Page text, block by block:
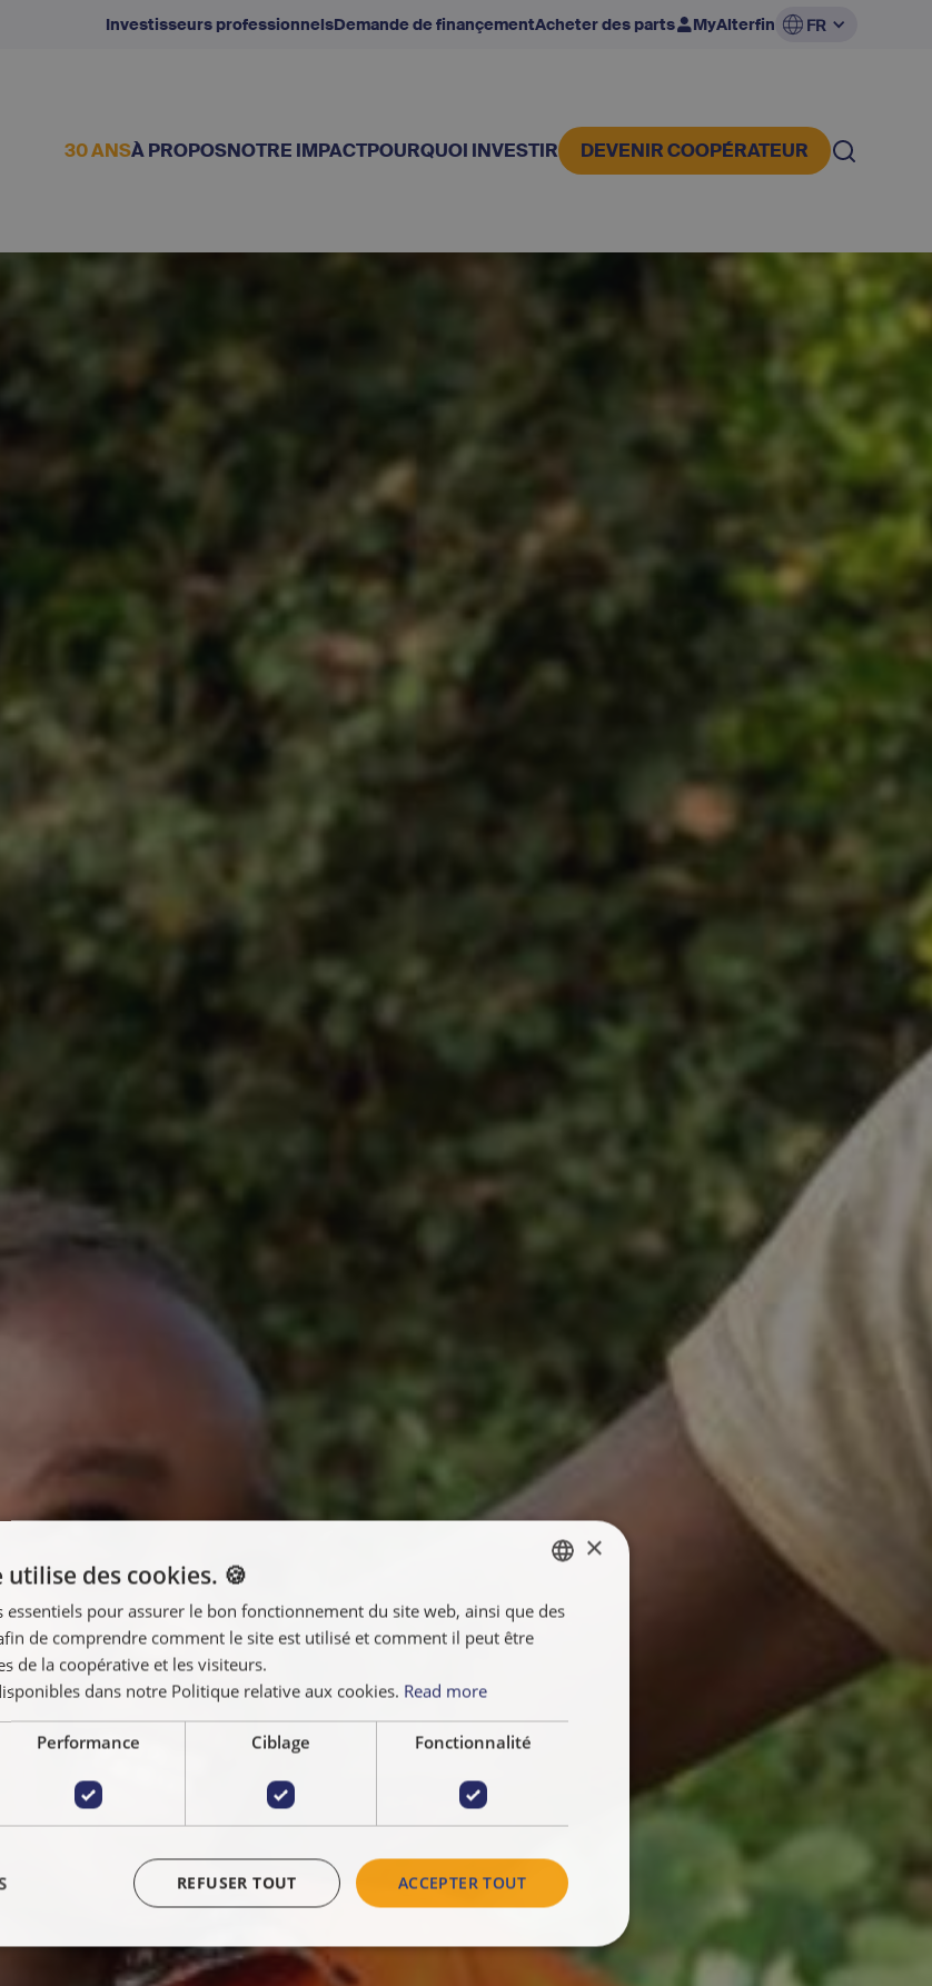
Investisseurs professionnelsDemande de finançementAcheter des parts MyAlterfin FR
30 ANSÀ PROPOSNOTRE IMPACTPOURQUOI INVESTIR DEVENIR COOPÉRATEUR
ENGLISH
FRANÇAIS
×
des cookies. 🍪
essentiels pour assurer le bon fonctionnement du site web, ainsi que des
de comprendre comment le site est utilisé et comment il peut être
de la coopérative et les visiteurs.
dans notre Politique relative aux cookies. Read more
Performance Ciblage Fonctionnalité
ACCEPTER TOUT
REFUSER TOUT